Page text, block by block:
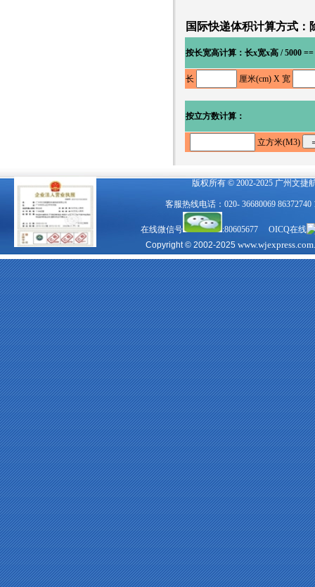
国际快递体积计算方式：
按长宽高计算：长x宽x高 / 5000
长 厘米(cm) X 宽
按立方数计算：
立方米(M3)
版权所有 © 2002-2025 广州文捷
客服热线电话：020- 36680069
在线微信号
:80605677 OICQ在线
Copyright © 2002-2025 www.wjexpress.com